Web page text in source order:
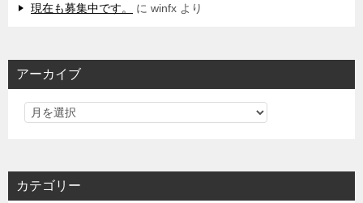
現在も募集中です。 に winfx より
アーカイブ
カテゴリー